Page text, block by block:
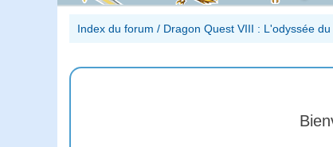
Index du forum / Dragon Quest VIII : L'odyssée